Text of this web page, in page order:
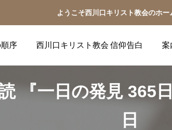
ようこそ西川口キリスト教会のホー
序 西川口キリスト教会 信仰告白 案
『一日の発見 365
日